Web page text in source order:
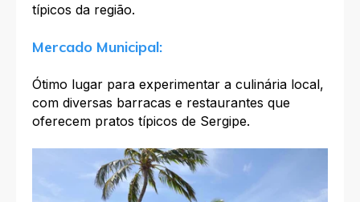
típicos da região.
Mercado Municipal:
Ótimo lugar para experimentar a culinária local,
com diversas barracas e restaurantes que
oferecem pratos típicos de Sergipe.